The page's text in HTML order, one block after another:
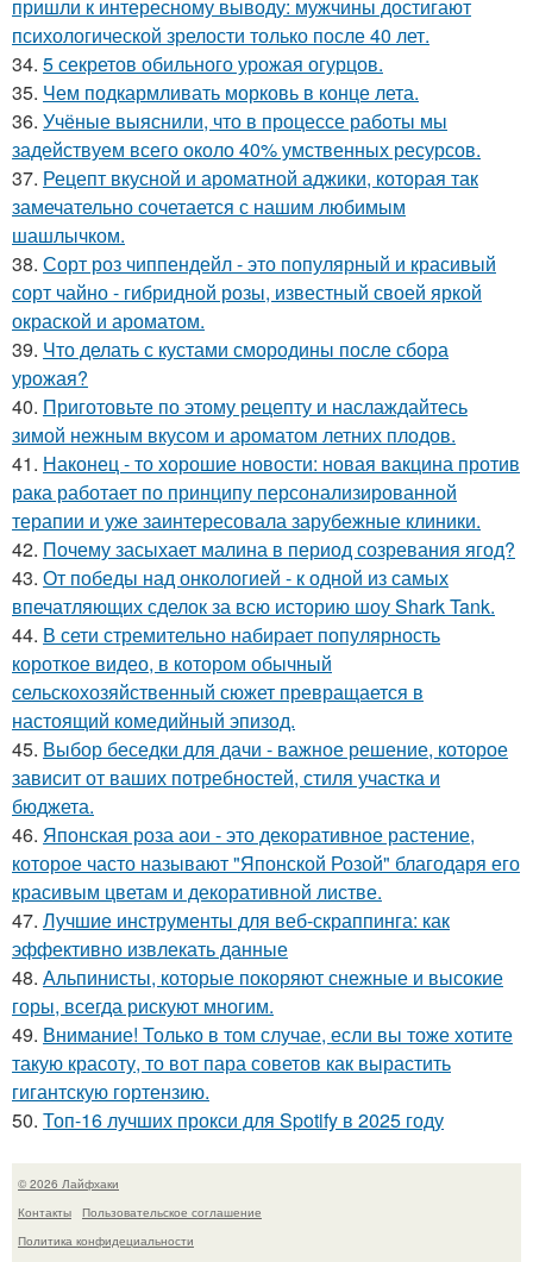
пришли к интересному выводу: мужчины достигают
психологической зрелости только после 40 лет.
34. 5 секретов обильного урожая огурцов.
35. Чем подкармливать морковь в конце лета.
36. Учёные выяснили, что в процессе работы мы
задействуем всего около 40% умственных ресурсов.
37. Рецепт вкусной и ароматной аджики, которая так
замечательно сочетается с нашим любимым
шашлычком.
38. Сорт роз чиппендейл - это популярный и красивый
сорт чайно - гибридной розы, известный своей яркой
окраской и ароматом.
39. Что делать с кустами смородины после сбора
урожая?
40. Приготовьте по этому рецепту и наслаждайтесь
зимой нежным вкусом и ароматом летних плодов.
41. Наконец - то хорошие новости: новая вакцина против
рака работает по принципу персонализированной
терапии и уже заинтересовала зарубежные клиники.
42. Почему засыхает малина в период созревания ягод?
43. От победы над онкологией - к одной из самых
впечатляющих сделок за всю историю шоу Shark Tank.
44. В сети стремительно набирает популярность
короткое видео, в котором обычный
сельскохозяйственный сюжет превращается в
настоящий комедийный эпизод.
45. Выбор беседки для дачи - важное решение, которое
зависит от ваших потребностей, стиля участка и
бюджета.
46. Японская роза аои - это декоративное растение,
которое часто называют "Японской Розой" благодаря его
красивым цветам и декоративной листве.
47. Лучшие инструменты для веб-скраппинга: как
эффективно извлекать данные
48. Альпинисты, которые покоряют снежные и высокие
горы, всегда рискуют многим.
49. Внимание! Только в том случае, если вы тоже хотите
такую красоту, то вот пара советов как вырастить
гигантскую гортензию.
50. Топ-16 лучших прокси для Spotify в 2025 году
© 2026 Лайфхаки
Контакты
Пользовательское соглашение
Политика конфидециальности